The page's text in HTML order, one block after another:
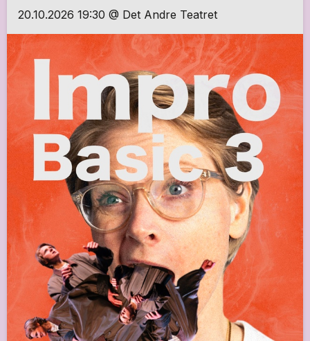
20.10.2026 19:30 @ Det Andre Teatret